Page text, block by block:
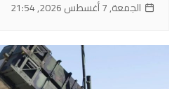
الجمعة, 7 أغسطس 2026, 21:54